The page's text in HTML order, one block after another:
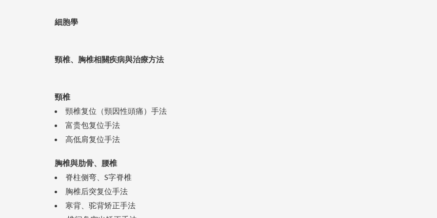
細胞學
頸椎、胸椎相關疾病與治療方法
頸椎
頸椎复位（頸因性頭痛）手法
富贵包复位手法
高低肩复位手法
胸椎與肋骨、腰椎
脊柱侧弯、S字脊椎
胸椎后突复位手法
寒背、驼背矫正手法